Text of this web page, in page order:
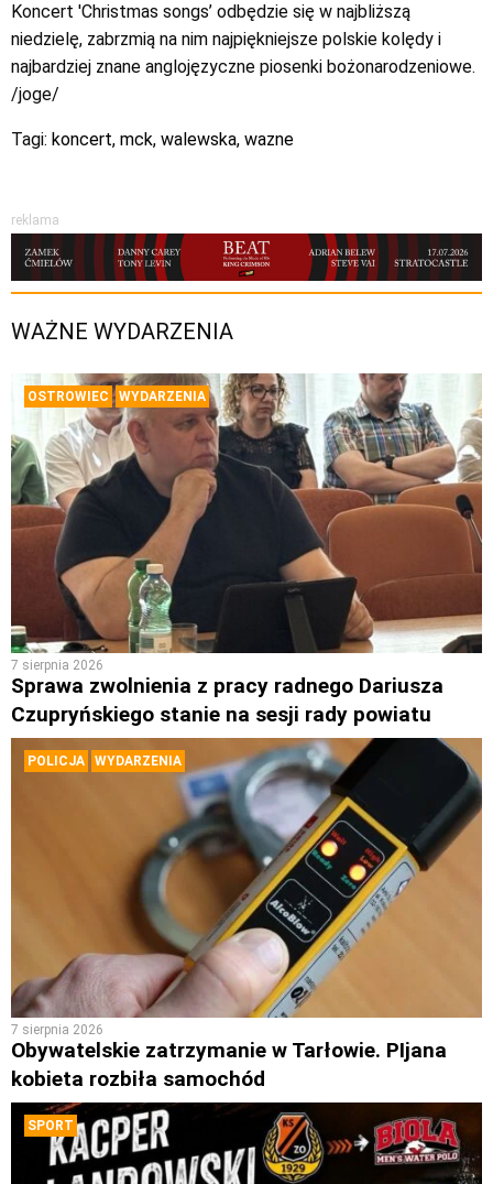
Koncert 'Christmas songs’ odbędzie się w najbliższą
niedzielę, zabrzmią na nim najpiękniejsze polskie kolędy i
najbardziej znane anglojęzyczne piosenki bożonarodzeniowe.
/joge/
Tagi: koncert, mck, walewska, wazne
reklama
WAŻNE WYDARZENIA
OSTROWIEC WYDARZENIA
7 sierpnia 2026
Sprawa zwolnienia z pracy radnego Dariusza
Czupryńskiego stanie na sesji rady powiatu
POLICJA WYDARZENIA
7 sierpnia 2026
Obywatelskie zatrzymanie w Tarłowie. PIjana
kobieta rozbiła samochód
SPORT